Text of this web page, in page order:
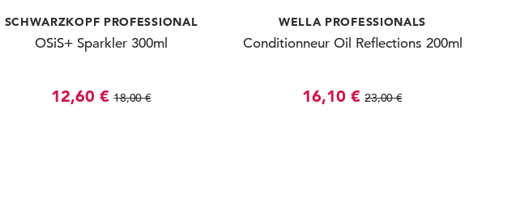
SCHWARZKOPF PROFESSIONAL
OSiS+ Sparkler 300ml
12,60 € 18,00 €
WELLA PROFESSIONALS
Conditionneur Oil Reflections 200ml
16,10 € 23,00 €